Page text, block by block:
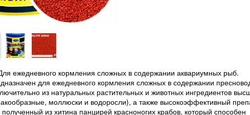
ежедневного кормления сложных в содержании аквариумных рыб.
для ежедневного кормления сложных в содержании
из натуральных растительных и животных ингредиентов
моллюски и водоросли), а также высокоэффективный
из хитина панцирей красноногих крабов, который способен